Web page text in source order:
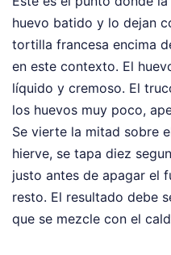
huevo batido y lo dejan
tortilla francesa encima
en este contexto. El
líquido y cremoso. El
los huevos muy poco,
Se vierte la mitad sobre
hierve, se tapa diez
justo antes de apagar el
resto. El resultado debe
que se mezcle con el